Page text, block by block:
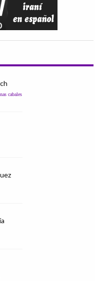
cabales